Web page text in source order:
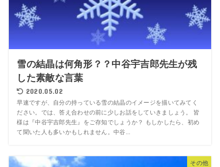
雪の結晶は何角形？？中谷宇吉郎先生が残
した素敵な言葉
2020.05.02
早速ですが、自分の持っている雪の結晶のイメージを描いてみてく
ださい。では、答え合わせの前に少しお話をしていきましょう。 皆
様は『中谷宇吉郎先生』をご存知でしょうか？ もしかしたら、初め
て聞いた人も多いかもしれません。中谷...
その他